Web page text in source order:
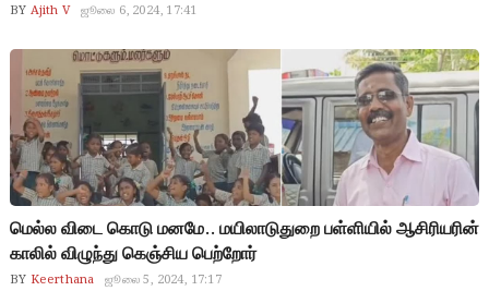
BY Ajith V ஜூலை 6, 2024, 17:41
மெல்ல விடை கொடு மனமே.. மயிலாடுதுறை பள்ளியில் ஆசிரியரின்
காலில் விழுந்து கெஞ்சிய பெற்றோர்
BY Keerthana ஜூலை 5, 2024, 17:17